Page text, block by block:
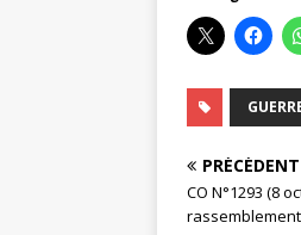
PRÉCÉDENT
CO N°1293 (8